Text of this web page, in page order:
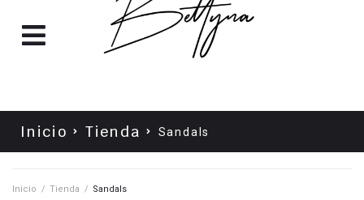
Inicio Tienda Sandals
Inicio / Tienda / Sandals